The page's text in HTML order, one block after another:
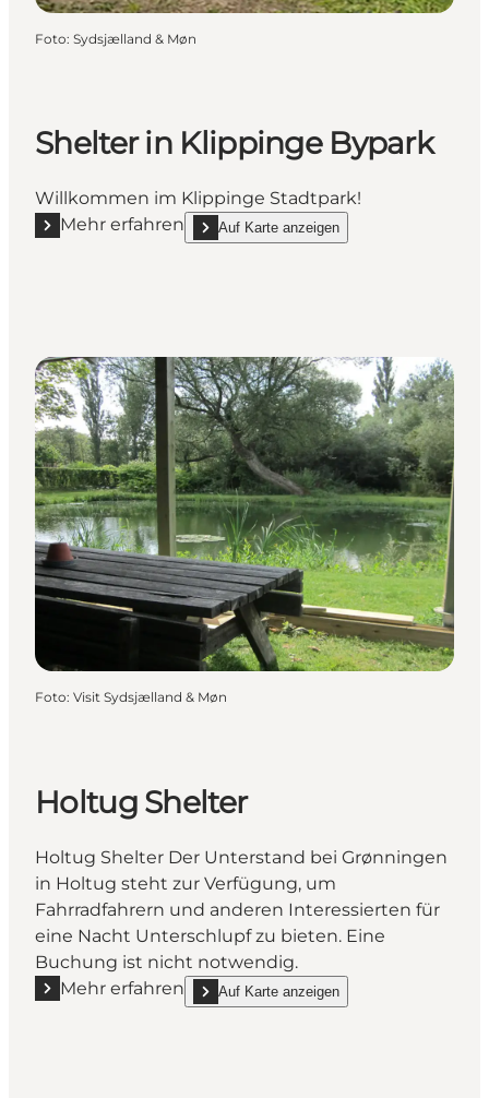
Foto: Sydsjælland & Møn
Shelter in Klippinge Bypark
Willkommen im Klippinge Stadtpark!
Mehr erfahren
Mehr erfahren "Shelter in Klippinge Bypark"
Auf Karte anzeigen
show Shelter in Klippinge Bypark on_map
Foto: Visit Sydsjælland & Møn
Holtug Shelter
Holtug Shelter Der Unterstand bei Grønningen
in Holtug steht zur Verfügung, um
Fahrradfahrern und anderen Interessierten für
eine Nacht Unterschlupf zu bieten. Eine
Buchung ist nicht notwendig.
Mehr erfahren
Mehr erfahren "Holtug Shelter"
Auf Karte anzeigen
show Holtug Shelter on_map